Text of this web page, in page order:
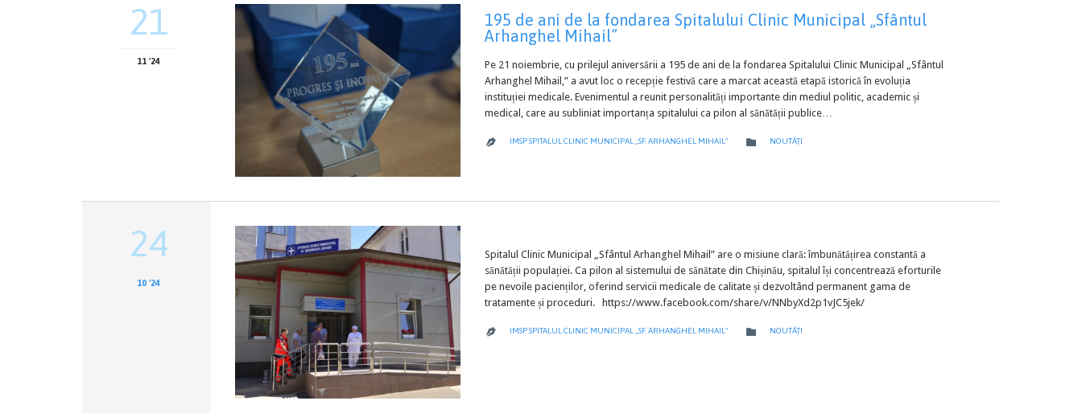
21
11 '24
195 de ani de la fondarea Spitalului Clinic Municipal „Sfântul
Arhanghel Mihail”
Pe 21 noiembrie, cu prilejul aniversării a 195 de ani de la fondarea Spitalului Clinic Municipal „Sfântul
Arhanghel Mihail,” a avut loc o recepție festivă care a marcat această etapă istorică în evoluția
instituției medicale. Evenimentul a reunit personalități importante din mediul politic, academic și
medical, care au subliniat importanța spitalului ca pilon al sănătății publice…
 IMSP SPITALUL CLINIC MUNICIPAL „SF. ARHANGHEL MIHAIL”  CATEGORY
NOUTĂȚI
24
10 '24
Spitalul Clinic Municipal „Sfântul Arhanghel Mihail” are o misiune clară: îmbunătățirea constantă a
sănătății populației. Ca pilon al sistemului de sănătate din Chișinău, spitalul își concentrează eforturile
pe nevoile pacienților, oferind servicii medicale de calitate și dezvoltând permanent gama de
tratamente și proceduri. https://www.facebook.com/share/v/NNbyXd2p1vJC5jek/
 IMSP SPITALUL CLINIC MUNICIPAL „SF. ARHANGHEL MIHAIL”  CATEGORY
NOUTĂȚI